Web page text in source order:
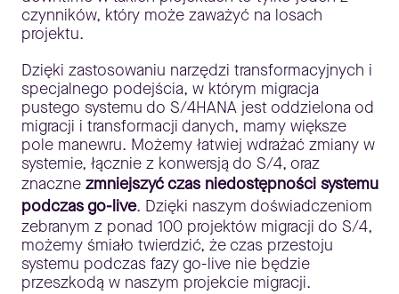
czynników, który może zaważyć na losach
projektu.
Dzięki zastosowaniu narzędzi transformacyjnych i
specjalnego podejścia, w którym migracja
pustego systemu do S/4HANA jest oddzielona od
migracji i transformacji danych, mamy większe
pole manewru. Możemy łatwiej wdrażać zmiany w
systemie, łącznie z konwersją do S/4, oraz
znaczne zmniejszyć czas niedostępności systemu
podczas go-live. Dzięki naszym doświadczeniom
zebranym z ponad 100 projektów migracji do S/4,
możemy śmiało twierdzić, że czas przestoju
systemu podczas fazy go-live nie będzie
przeszkodą w naszym projekcie migracji.